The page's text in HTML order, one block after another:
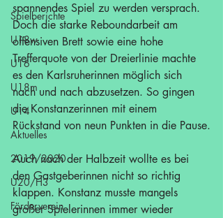
Spielberichte
U18w
U16
U18m
U14
Aktuelles
2019/2020
U20/H3
Förderverein
spannendes Spiel zu werden versprach.
Doch die starke Reboundarbeit am
offensiven Brett sowie eine hohe
Trefferquote von der Dreierlinie machte
es den Karlsruherinnen möglich sich
nach und nach abzusetzen. So gingen
die Konstanzerinnen mit einem
Rückstand von neun Punkten in die Pause.
Auch nach der Halbzeit wollte es bei
den Gastgeberinnen nicht so richtig
klappen. Konstanz musste mangels
großer Spielerinnen immer wieder